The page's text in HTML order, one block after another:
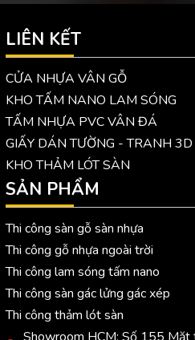
LIÊN KẾT
CỬA NHỰA VÂN GỖ
KHO TẤM NANO LAM SÓNG
TẤM NHỰA PVC VÂN ĐÁ
GIẤY DÁN TƯỜNG - TRANH 3D
KHO THẢM LÓT SÀN
SẢN PHẨM
Thi công sàn gỗ sàn nhựa
Thi công gỗ nhựa ngoài trời
Thi công lam sóng tấm nano
Thi công sàn gác lửng gác xép
Thi công thảm lót sàn